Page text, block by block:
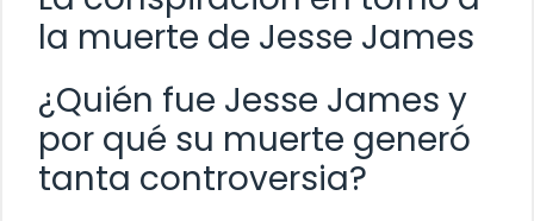
la muerte de Jesse James
¿Quién fue Jesse James y
por qué su muerte generó
tanta controversia?